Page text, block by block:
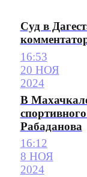
Суд в
16:53
20 НОЯ
2024
В
Рабаданова
16:12
8 НОЯ
2024